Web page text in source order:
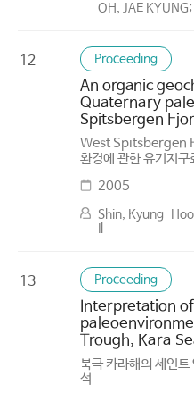
OH, JAE
12 Proceeding
An organic
Quaternary
Spitsbergen
West Spitsbergen
환경에 관한 유기지구
2005
Shin, Kyung-
13 Proceeding
Interpretation
Trough, Kara
북극 카라해의 세인트
석